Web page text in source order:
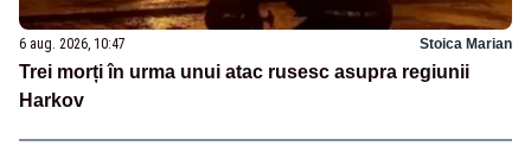
6 aug. 2026, 10:47 Stoica Marian
Trei morți în urma unui atac rusesc asupra regiunii
Harkov